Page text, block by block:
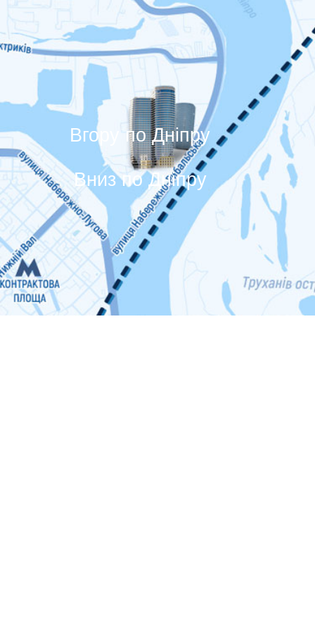
меню
Вгору по Дніпру
Вниз по Дніпру
+38 044 294 80 25
вул. Болсуновська, 6